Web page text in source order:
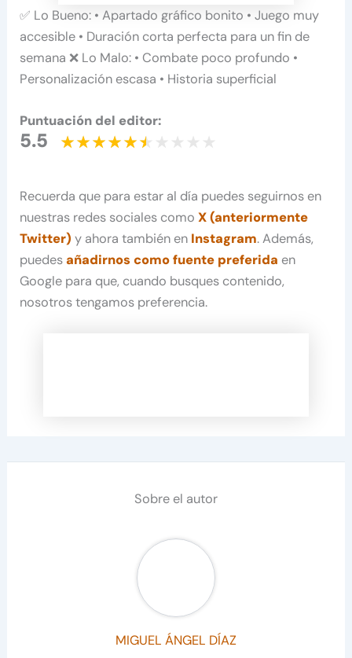
✅ Lo Bueno: • Apartado gráfico bonito • Juego muy
accesible • Duración corta perfecta para un fin de
semana ❌ Lo Malo: • Combate poco profundo •
Personalización escasa • Historia superficial
Puntuación del editor:
5.5
Recuerda que para estar al día puedes seguirnos en
nuestras redes sociales comoX (anteriormente
Twitter) y ahora también en Instagram. Además,
puedesañadirnos como fuente preferida en
Google para que, cuando busques contenido,
nosotros tengamos preferencia.
Sobre el autor
MIGUEL ÁNGEL DÍAZ